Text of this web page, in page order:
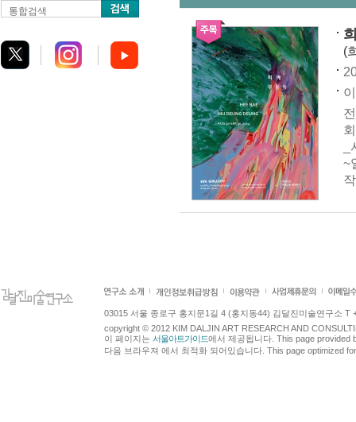
통합검색
(
~
03015 서울 종로구 홍지문1길 4 (홍지동44) 김달진미술연구소 T
copyright © 2012 KIM DALJIN ART RESEARCH AND
이 페이지는 서울아트가이드에서 제공됩니다. This page provided
다음 브라우져 에서 최적화 되어있습니다. This page optimized